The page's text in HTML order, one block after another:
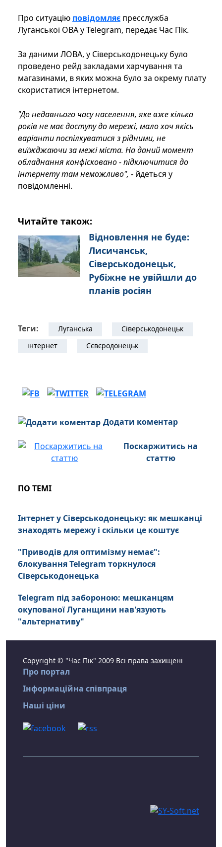
Про ситуацію повідомляє пресслужба
Луганської ОВА у Telegram, передає Час Пік.
За даними ЛОВА, у Сіверськодонецьку було
проведено рейд закладами харчування та
магазинами, в яких можна було за окрему плату
скористатися інтернетом.
"До недавнього часу населення, яке вже кілька
років не має доступу до мережі, мало хоч якісь
варіанти поспілкуватися з рідними, не
виїжджаючи за межі міста. На даний момент
обладнання конфісковано - підключитися до
інтернету там неможливо", - йдеться у
повідомленні.
Читайте також:
Відновлення не буде:
Лисичанськ,
Сіверськодонецьк,
Рубіжне не увійшли до
планів росіян
Теги: Луганська
Сіверськодонецьк
інтернет
Сєвєродонецьк
Додати коментар
Поскаржитись на
статтю
ПО ТЕМІ
Інтернет у Сіверськодонецьку: як мешканці
знаходять мережу і скільки це коштує
"Приводів для оптимізму немає":
блокування Telegram торкнулося
Сіверськодонецька
Telegram під забороною: мешканцям
окупованої Луганщини нав'язують
"альтернативу"
Copyright © "Час Пік" 2009 Всі права захищені
Про портал
Інформаційна співпраця
Наші ціни